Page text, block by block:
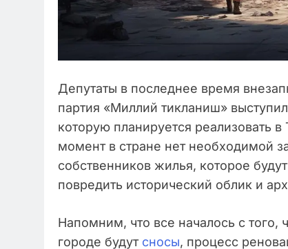
Депутаты в последнее время
партия «Миллий тикланиш»
которую планируется реализовать
момент в стране нет необходимой
собственников жилья, которое
повредить исторический облик и
Напомним, что все началось с того,
городе будут сносы, процесс